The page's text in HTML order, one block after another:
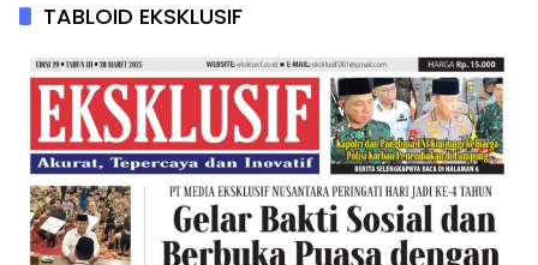
TABLOID EKSKLUSIF